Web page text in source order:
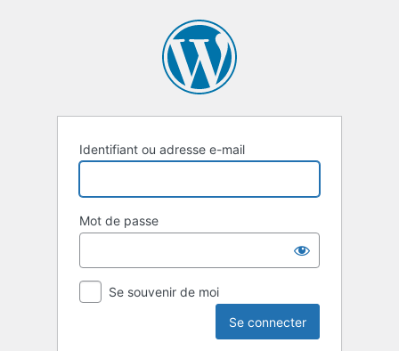
Identifiant ou adresse e-mail
Mot de passe
Se souvenir de moi